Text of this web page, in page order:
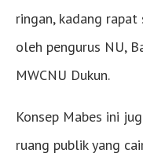
ringan, kadang
oleh pengurus NU,
MWCNU Dukun.
Konsep Mabes ini
ruang publik yang